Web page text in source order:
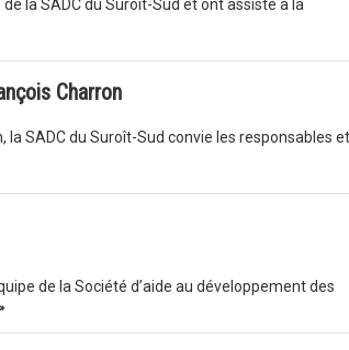
la SADC du Suroît-Sud et ont assisté à la
Charron
la SADC du Suroît-Sud convie les responsables et
de la Société d’aide au développement des